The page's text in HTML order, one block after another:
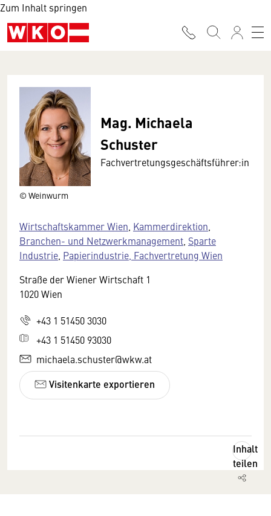
Zum Inhalt springen
© Weinwurm
Mag. Michaela
Schuster
Fachvertretungsgeschäftsführer:in
Wirtschaftskammer Wien Kammerdirektion
Branchen- und Netzwerkmanagement Sparte
Industrie Papierindustrie, Fachvertretung Wien
Straße der Wiener Wirtschaft 1
1020 Wien
+43 1 51450 3030
+43 1 51450 93030
michaela.schuster@wkw.at
Visitenkarte exportieren
Inhalt
teilen